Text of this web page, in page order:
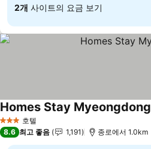
2개 사이트의 요금 보기
3 성급 호텔
Homes Stay Myeongdong
8.6 최고 좋음 1,191 종로에서 1.0km